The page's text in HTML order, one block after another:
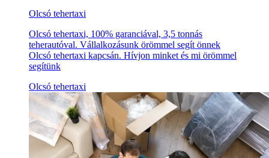
Olcsó tehertaxi
Olcsó tehertaxi, 100% garanciával, 3,5 tonnás
teherautóval. Vállalkozásunk örömmel segít önnek
Olcsó tehertaxi kapcsán. Hívjon minket és mi örömmel
segítünk
Olcsó tehertaxi